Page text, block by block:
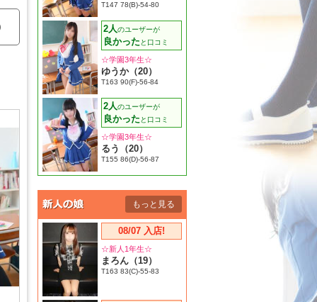
T147 78(B)-54-80
2人のユーザーが
良かった と口コミ
☆学園3年生☆
ゆうか（20）
T163 90(F)-56-84
2人のユーザーが
良かった と口コミ
☆学園3年生☆
るう（20）
T155 86(D)-56-87
もっと見る
08/07 入店!
☆新人1年生☆
まろん（19）
T163 83(C)-55-83